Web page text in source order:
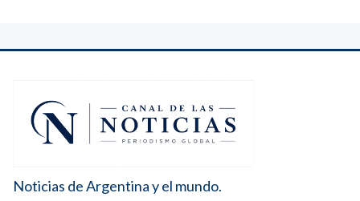
Noticias de Argentina y el mundo.